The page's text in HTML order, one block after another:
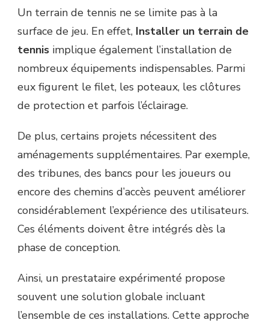
Un terrain de tennis ne se limite pas à la
surface de jeu. En effet, Installer un terrain de
tennis implique également l’installation de
nombreux équipements indispensables. Parmi
eux figurent le filet, les poteaux, les clôtures
de protection et parfois l’éclairage.
De plus, certains projets nécessitent des
aménagements supplémentaires. Par exemple,
des tribunes, des bancs pour les joueurs ou
encore des chemins d’accès peuvent améliorer
considérablement l’expérience des utilisateurs.
Ces éléments doivent être intégrés dès la
phase de conception.
Ainsi, un prestataire expérimenté propose
souvent une solution globale incluant
l’ensemble de ces installations. Cette approche